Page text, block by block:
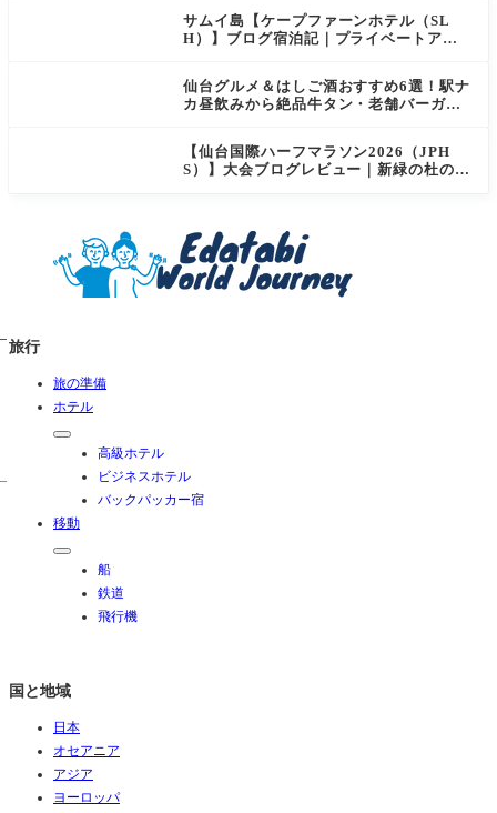
サムイ島【ケープファーンホテル（SL
H）】ブログ宿泊記｜プライベートアイ
仙台グルメ＆はしご酒おすすめ6選！駅ナ
カ昼飲みから絶品牛タン・老舗バーガー
【仙台国際ハーフマラソン2026（JPH
S）】大会ブログレビュー｜新緑の杜の都
旅行
旅の準備
ホテル
高級ホテル
ビジネスホテル
バックパッカー宿
移動
船
鉄道
飛行機
国と地域
日本
オセアニア
アジア
ヨーロッパ